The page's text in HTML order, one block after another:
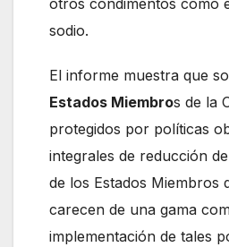
otros condimentos como
sodio.
El informe muestra que
Estados Miembros de la
protegidos por políticas
integrales de reducción
de los Estados Miembros
carecen de una gama
implementación de tales